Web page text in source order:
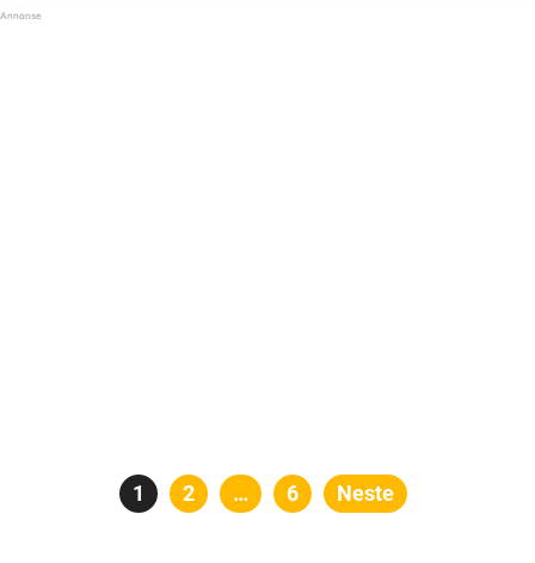
Posts
Side
1 Side
2 … Side
6 Neste